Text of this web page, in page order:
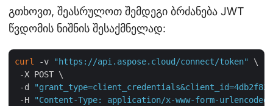
გთხოვთ, შეასრულოთ შემდეგი ბრძანება JWT
წვდომის ნიშნის შესაქმნელად:
curl -v "https://api.aspose.cloud/connect/token"
\
-X POST \
-d
"grant_type=client_credentials&client_id=4db2f826-
-H
"Content-Type: application/x-www-form-urlencoded"